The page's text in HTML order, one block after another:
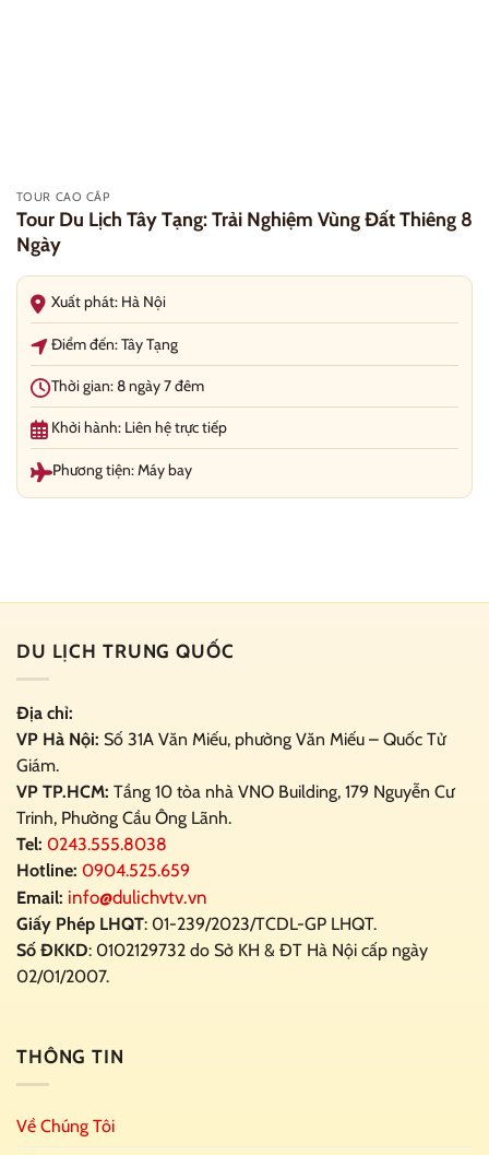
TOUR CAO CẤP
Tour Du Lịch Tây Tạng: Trải Nghiệm Vùng Đất Thiêng 8
Ngày
Xuất phát: Hà Nội
Điểm đến: Tây Tạng
Thời gian: 8 ngày 7 đêm
Khởi hành: Liên hệ trực tiếp
Phương tiện: Máy bay
DU LỊCH TRUNG QUỐC
Địa chỉ:
VP Hà Nội: Số 31A Văn Miếu, phường Văn Miếu – Quốc Tử
Giám.
VP TP.HCM: Tầng 10 tòa nhà VNO Building, 179 Nguyễn Cư
Trinh, Phường Cầu Ông Lãnh.
Tel: 0243.555.8038
Hotline: 0904.525.659
Email: info@dulichvtv.vn
Giấy Phép LHQT: 01-239/2023/TCDL-GP LHQT.
Số ĐKKD: 0102129732 do Sở KH & ĐT Hà Nội cấp ngày
02/01/2007.
THÔNG TIN
Về Chúng Tôi